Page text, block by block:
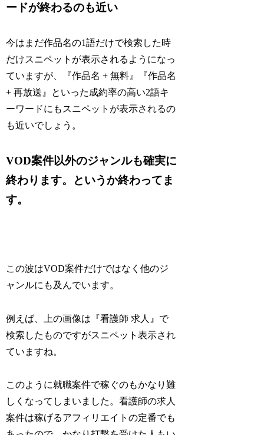
ードが終わるのも近い
今はまだ作品名の1語だけで検索した時
だけスニペットが表示されるようになっ
ていますが、『作品名 + 無料』『作品名
+ 再放送』といった成約率の高い2語キ
ーワードにもスニペットが表示されるの
も近いでしょう。
VOD案件以外のジャンルも確実に
終わります。というか終わってま
す。
この波はVOD案件だけではなく他のジ
ャンルにも及んでいます。
例えば、上の画像は『看護師 求人』で
検索したものですがスニペット表示され
ていますね。
このように就職案件で稼ぐのもかなり難
しくなってしまいました。看護師の求人
案件は稼げるアフィリエイトの定番でも